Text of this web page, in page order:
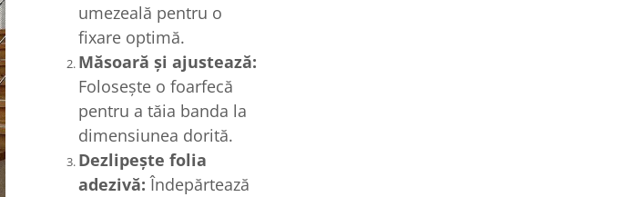
umezeală pentru o
fixare optimă.
Măsoară și ajustează:
Folosește o foarfecă
pentru a tăia banda la
dimensiunea dorită.
Dezlipește folia
adezivă: Îndepărtează